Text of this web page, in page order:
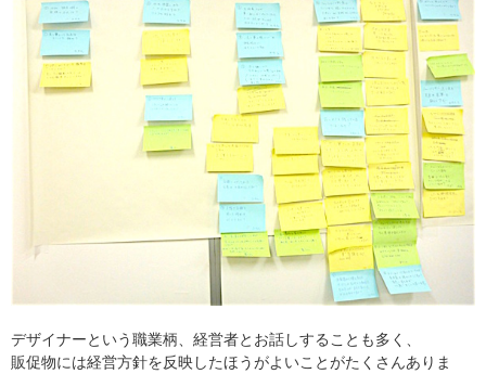
デザイナーという職業柄、経営者とお話しすることも多く、
販促物には経営方針を反映したほうがよいことがたくさんありま